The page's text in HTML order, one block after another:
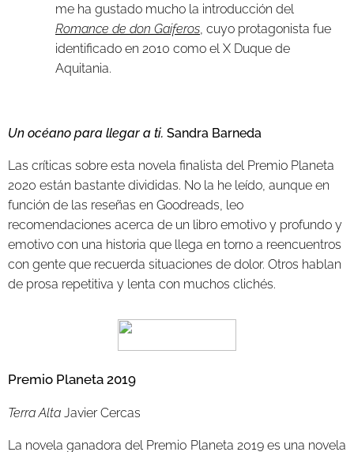
me ha gustado mucho la introducción del
Romance de don Gaiferos , cuyo protagonista fue
identificado en 2010 como el X Duque de
Aquitania.
Un océano para llegar a ti. Sandra Barneda
Las críticas sobre esta novela finalista del Premio Planeta
2020 están bastante divididas. No la he leído, aunque en
función de las reseñas en Goodreads, leo
recomendaciones acerca de un libro emotivo y profundo y
emotivo con una historia que llega en torno a reencuentros
con gente que recuerda situaciones de dolor. Otros hablan
de prosa repetitiva y lenta con muchos clichés.
Premio Planeta 2019
Terra Alta Javier Cercas
La novela ganadora del Premio Planeta 2019 es una novela